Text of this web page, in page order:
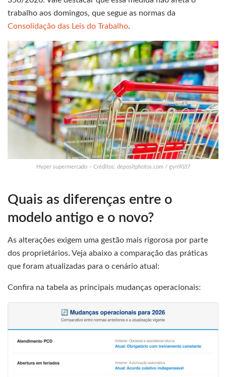
trabalho aos domingos, que segue as normas da
Consolidação das Leis do Trabalho.
Hyper supermercado – Créditos: depositphotos.com / gyn9037
Quais as diferenças entre o
modelo antigo e o novo?
As alterações exigem uma gestão mais rigorosa por parte
dos proprietários. Veja abaixo a comparação das práticas
que foram atualizadas para o cenário atual:
Confira na tabela as principais mudanças operacionais: